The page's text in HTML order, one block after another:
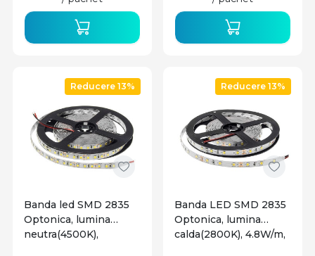
ale proiectului. Aceste optiuni extind gama de
aplicatii si permit utilizarea benzilor LED intr-o
varietate de contexte.
Reducere 13%
Banda led SMD 2835
Optonica, lumina
neutra(4500K),
Reducere 13%
Banda LED SMD 2835
Optonica, lumina
calda(2800K), 4.8W/m,